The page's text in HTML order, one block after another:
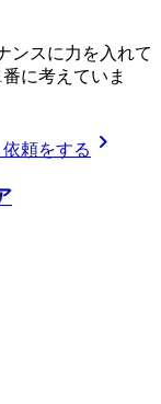
ンスに力を入れて
に考えていま
頼をする chevron_right